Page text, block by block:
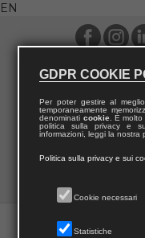
EN
GDPR COOKIE
Per poter gestire al
temporaneamente
denominati cookie. È molto
politica sulla privacy e
informazioni, leggi la nostra
Politica sulla privacy e sui
Cookie necessari
Statistiche